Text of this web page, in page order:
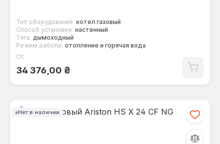
Тип оборудования: котел газовый
Способ установки: настенный
Тяга: дымоходный
Режим работы: отопление и горячая вода
Обычная цена:
От
34 376,00 ₴
Нет в наличии